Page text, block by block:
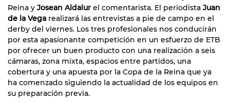
Reina y Josean Aldalur el comentarista. El periodista Juan
de la Vega realizará las entrevistas a pie de campo en el
derby del viernes. Los tres profesionales nos conducirán
por esta apasionante competición en un esfuerzo de ETB
por ofrecer un buen producto con una realización a seis
cámaras, zona mixta, espacios entre partidos, una
cobertura y una apuesta por la Copa de la Reina que ya
ha comenzado siguiendo la actualidad de los equipos en
su preparación previa.